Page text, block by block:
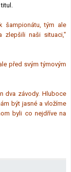
šampionátu, tým ale
zlepšili naši situaci,"
před svým týmovým
dva závody. Hluboce
být jasné a vložíme
byli co nejdříve na